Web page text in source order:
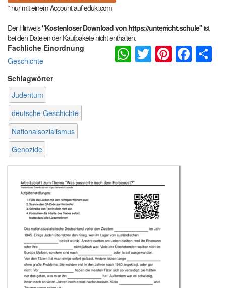
* nur mit einem Account auf eduki.com
Der Hinweis"Kostenloser Download von https://unterricht.schule"ist
bei den Dateien der Kaufpakete nicht enthalten.
Fachliche Einordnung
Geschichte
Schlagwörter
Judentum
deutsche Geschichte
Nationalsozialismus
Genozide
WhatsApp
Twitter